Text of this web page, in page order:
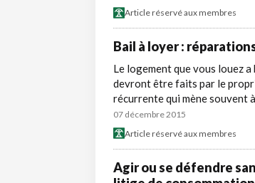
Article réservé aux membres
Bail à loyer :
Le logement que vous louez
devront être faits par le
récurrente qui mène souvent
07 décembre 2015
Article réservé aux membres
Agir ou se défendre